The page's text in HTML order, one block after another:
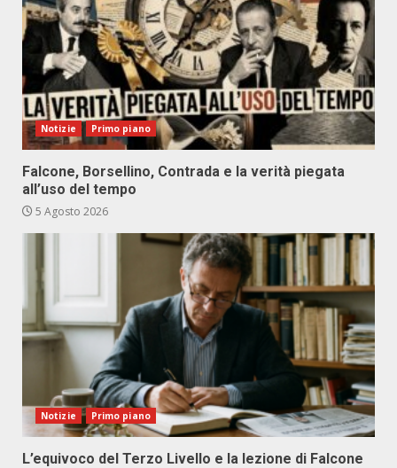
Notizie Primo piano
Falcone, Borsellino, Contrada e la verità piegata
all’uso del tempo
5 Agosto 2026
Notizie Primo piano
L’equivoco del Terzo Livello e la lezione di Falcone